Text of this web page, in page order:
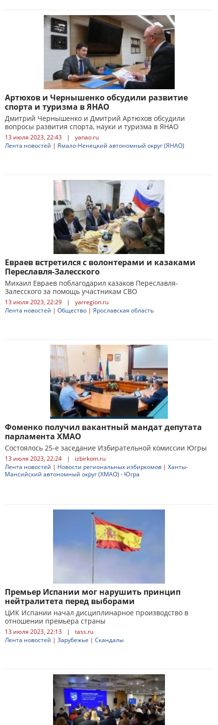
Артюхов и Чернышенко обсудили развитие
спорта и туризма в ЯНАО
Дмитрий Чернышенко и Дмитрий Артюхов обсудили
вопросы развития спорта, науки и туризма в ЯНАО
13 июля 2023, 22:43 |
yanao.ru
Лента новостей | Ямало-Ненецкий автономный округ (ЯНАО)
Евраев встретился с волонтерами и казаками
Переславля-Залесского
Михаил Евраев поблагодарил казаков Переславля-
Залесского за помощь участникам СВО
13 июля 2023, 22:29 |
yarregion.ru
Лента новостей | Общество | Ярославская область
Фоменко получил вакантный мандат депутата
парламента ХМАО
Состоялось 25-е заседание Избирательной комиссии Югры
13 июля 2023, 22:24 |
izbirkom.ru
Лента новостей | Новости региональных избиркомов | Ханты-
Мансийский автономный округ (ХМАО) - Югра
Премьер Испании мог нарушить принцип
нейтралитета перед выборами
ЦИК Испании начал дисциплинарное производство в
отношении премьера страны
13 июля 2023, 22:13 |
tass.ru
Лента новостей | Зарубежье | Скандалы